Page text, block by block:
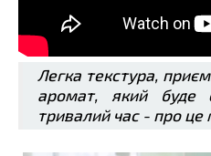
Легка текстура,
аромат, який буде
тривалий час - про це